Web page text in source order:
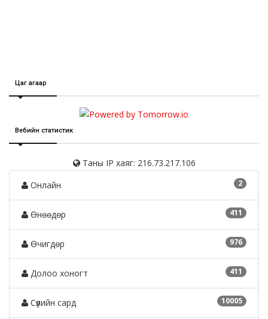
Цаг агаар
Вебийн статистик
Таны IP хаяг: 216.73.217.106
2
Онлайн
411
Өнөөдөр
976
Өчигдөр
411
Долоо хоногт
10005
Сүүлийн сард